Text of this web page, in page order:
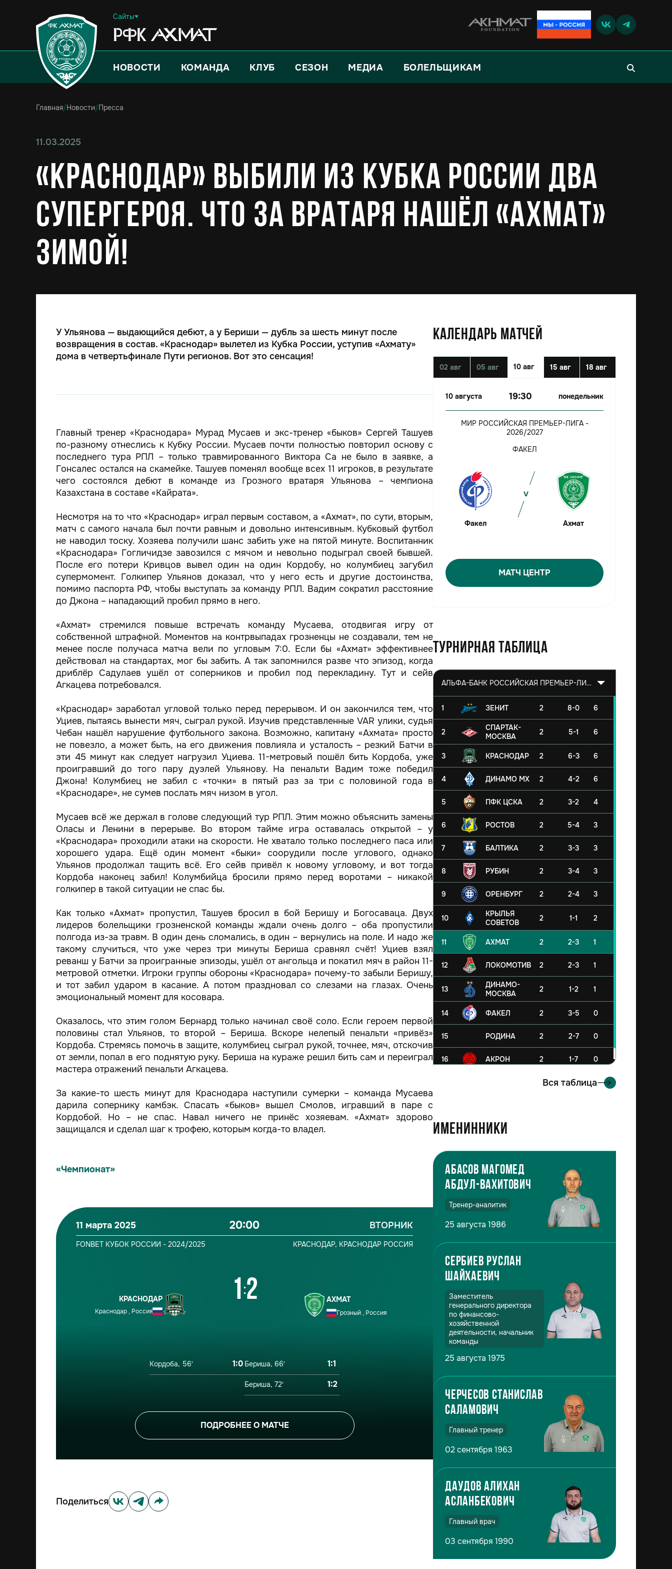
Сайты
НОВОСТИ КОМАНДА КЛУБ СЕЗОН МЕДИА БОЛЕЛЬЩИКАМ
Главная/Новости/Пресса
11.03.2025
«Краснодар» выбили из Кубка России два
супергероя. Что за вратаря нашёл «Ахмат»
зимой!
КАЛЕНДАРЬ МАТЧЕЙ
02 авг 05 авг 10 авг 15 авг 18 авг
10 августа 19:30 понедельник
МИР РОССИЙСКАЯ ПРЕМЬЕР-ЛИГА -
2026/2027
ФАКЕЛ
Факел Ахмат
МАТЧ ЦЕНТР
Турнирная таблица
АЛЬФА-БАНК РОССИЙСКАЯ ПРЕМЬЕР-ЛИГА 2026/2027
1 ЗЕНИТ 2 8-0 6
2
СПАРТАК-
МОСКВА
2 5-1 6
3 КРАСНОДАР 2 6-3 6
4 ДИНАМО МХ 2 4-2 6
5 ПФК ЦСКА 2 3-2 4
6 РОСТОВ 2 5-4 3
7 БАЛТИКА 2 3-3 3
8 РУБИН 2 3-4 3
9 ОРЕНБУРГ 2 2-4 3
10
КРЫЛЬЯ
СОВЕТОВ
2 1-1 2
11 АХМАТ 2 2-3 1
12 ЛОКОМОТИВ 2 2-3 1
13
ДИНАМО-
МОСКВА
2 1-2 1
14 ФАКЕЛ 2 3-5 0
15 РОДИНА 2 2-7 0
16 АКРОН 2 1-7 0
Вся таблица
Именинники
Абасов Магомед
Абдул-Вахитович
Тренер-аналитик
25 августа 1986
Сербиев Руслан
Шайхаевич
Заместитель
генерального директора
по финансово-
хозяйственной
деятельности, начальник
команды
25 августа 1975
Черчесов Станислав
Саламович
Главный тренер
02 сентября 1963
Даудов Алихан
Асланбекович
Главный врач
03 сентября 1990
У Ульянова — выдающийся дебют, а у Бериши — дубль за шесть минут после
возвращения в состав. «Краснодар» вылетел из Кубка России, уступив «Ахмату»
дома в четвертьфинале Пути регионов. Вот это сенсация!
Главный тренер «Краснодара» Мурад Мусаев и экс-тренер «быков» Сергей Ташуев
по-разному отнеслись к Кубку России. Мусаев почти полностью повторил основу с
последнего тура РПЛ – только травмированного Виктора Са не было в заявке, а
Гонсалес остался на скамейке. Ташуев поменял вообще всех 11 игроков, в результате
чего состоялся дебют в команде из Грозного вратаря Ульянова – чемпиона
Казахстана в составе «Кайрата».
Несмотря на то что «Краснодар» играл первым составом, а «Ахмат», по сути, вторым,
матч с самого начала был почти равным и довольно интенсивным. Кубковый футбол
не наводил тоску. Хозяева получили шанс забить уже на пятой минуте. Воспитанник
«Краснодара» Гогличидзе завозился с мячом и невольно подыграл своей бывшей.
После его потери Кривцов вывел один на один Кордобу, но колумбиец загубил
супермомент. Голкипер Ульянов доказал, что у него есть и другие достоинства,
помимо паспорта РФ, чтобы выступать за команду РПЛ. Вадим сократил расстояние
до Джона – нападающий пробил прямо в него.
«Ахмат» стремился повыше встречать команду Мусаева, отодвигая игру от
собственной штрафной. Моментов на контрвыпадах грозненцы не создавали, тем не
менее после получаса матча вели по угловым 7:0. Если бы «Ахмат» эффективнее
действовал на стандартах, мог бы забить. А так запомнился разве что эпизод, когда
дриблёр Садулаев ушёл от соперников и пробил под перекладину. Тут и сейв
Агкацева потребовался.
«Краснодар» заработал угловой только перед перерывом. И он закончился тем, что
Уциев, пытаясь вынести мяч, сыграл рукой. Изучив представленные VAR улики, судья
Чебан нашёл нарушение футбольного закона. Возможно, капитану «Ахмата» просто
не повезло, а может быть, на его движения повлияла и усталость – резкий Батчи в
эти 45 минут как следует нагрузил Уциева. 11-метровый пошёл бить Кордоба, уже
проигравший до того пару дуэлей Ульянову. На пенальти Вадим тоже победил
Джона! Колумбиец не забил с «точки» в пятый раз за три с половиной года в
«Краснодаре», не сумев послать мяч низом в угол.
Мусаев всё же держал в голове следующий тур РПЛ. Этим можно объяснить замены
Оласы и Ленини в перерыве. Во втором тайме игра оставалась открытой – у
«Краснодара» проходили атаки на скорости. Не хватало только последнего паса или
хорошего удара. Ещё один момент «быки» соорудили после углового, однако
Ульянов продолжал тащить всё. Его сейв привёл к новому угловому, и вот тогда
Кордоба наконец забил! Колумбийца бросили прямо перед воротами – никакой
голкипер в такой ситуации не спас бы.
Как только «Ахмат» пропустил, Ташуев бросил в бой Беришу и Богосаваца. Двух
лидеров болельщики грозненской команды ждали очень долго – оба пропустили
полгода из-за травм. В один день сломались, в один – вернулись на поле. И надо же
такому случиться, что уже через три минуты Бериша сравнял счёт! Уциев взял
реванш у Батчи за проигранные эпизоды, ушёл от ангольца и покатил мяч в район 11-
метровой отметки. Игроки группы обороны «Краснодара» почему-то забыли Беришу,
и тот забил ударом в касание. А потом праздновал со слезами на глазах. Очень
эмоциональный момент для косовара.
Оказалось, что этим голом Бернард только начинал своё соло. Если героем первой
половины стал Ульянов, то второй – Бериша. Вскоре нелепый пенальти «привёз»
Кордоба. Стремясь помочь в защите, колумбиец сыграл рукой, точнее, мяч, отскочив
от земли, попал в его поднятую руку. Бериша на кураже решил бить сам и переиграл
мастера отражений пенальти Агкацева.
За какие-то шесть минут для Краснодара наступили сумерки – команда Мусаева
дарила сопернику камбэк. Спасать «быков» вышел Смолов, игравший в паре с
Кордобой. Но – не спас. Навал ничего не принёс хозяевам. «Ахмат» здорово
защищался и сделал шаг к трофею, которым когда-то владел.
«Чемпионат»
11 марта 2025 20:00 ВТОРНИК
FONBET КУБОК РОССИИ - 2024/2025 КРАСНОДАР, КРАСНОДАР РОССИЯ
КРАСНОДАР
Краснодар , Россия
1 :2 АХМАТ
Грозный , Россия
Кордоба, 56′ 1:0 Бериша, 66′ 1:1
Бериша, 72′ 1:2
ПОДРОБНЕЕ О МАТЧЕ
Поделиться